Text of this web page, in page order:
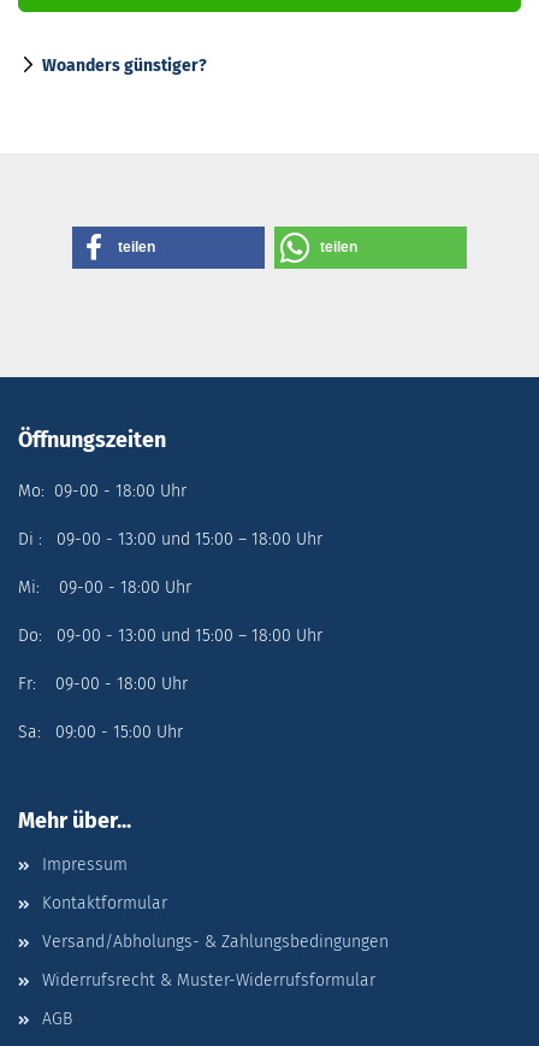
Woanders günstiger?
teilen teilen
Öffnungszeiten
Mo: 09-00 - 18:00 Uhr
Di : 09-00 - 13:00 und 15:00 – 18:00 Uhr
Mi: 09-00 - 18:00 Uhr
Do: 09-00 - 13:00 und 15:00 – 18:00 Uhr
Fr: 09-00 - 18:00 Uhr
Sa: 09:00 - 15:00 Uhr
Mehr über...
Impressum
Kontaktformular
Versand/Abholungs- & Zahlungsbedingungen
Widerrufsrecht & Muster-Widerrufsformular
AGB